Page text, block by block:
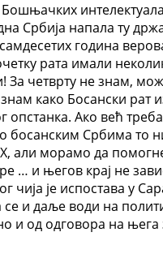
Србија напала ту
година
рата имали
За четврту не знам,
како Босански рат
Ако већ
босанским Србима то
али морамо да
… и његов крај не
чија је испостава у
се и даље води на
и од одговора на